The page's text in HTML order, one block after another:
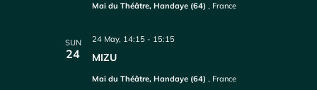
Mai du Théâtre, Handaye (64), France
SUN
24 MIZU
24 May, 14:15 - 15:15
Mai du Théâtre, Handaye (64), France